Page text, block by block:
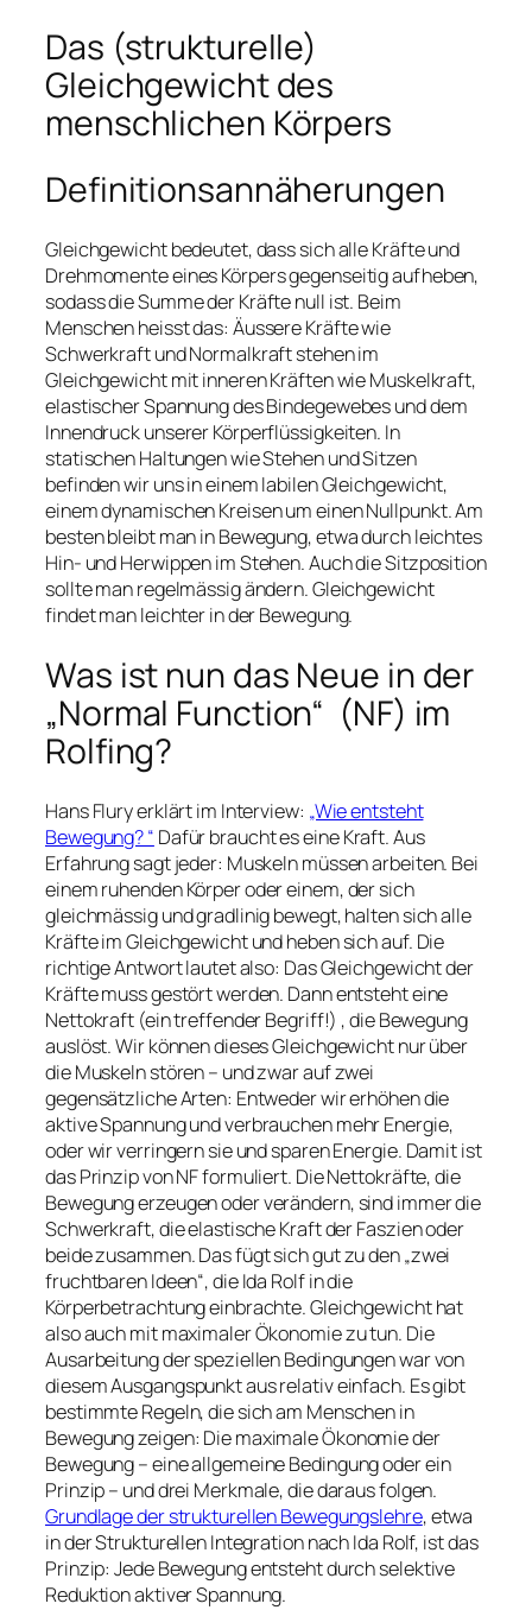
Das (strukturelle)
Gleichgewicht des
menschlichen Körpers
Definitionsannäherungen
Gleichgewicht bedeutet, dass sich alle Kräfte und
Drehmomente eines Körpers gegenseitig aufheben,
sodass die Summe der Kräfte null ist. Beim
Menschen heisst das: Äussere Kräfte wie
Schwerkraft und Normalkraft stehen im
Gleichgewicht mit inneren Kräften wie Muskelkraft,
elastischer Spannung des Bindegewebes und dem
Innendruck unserer Körperflüssigkeiten. In
statischen Haltungen wie Stehen und Sitzen
befinden wir uns in einem labilen Gleichgewicht,
einem dynamischen Kreisen um einen Nullpunkt. Am
besten bleibt man in Bewegung, etwa durch leichtes
Hin- und Herwippen im Stehen. Auch die Sitzposition
sollte man regelmässig ändern. Gleichgewicht
findet man leichter in der Bewegung.
Was ist nun das Neue in der
„Normal Function“ (NF) im
Rolfing?
Hans Flury erklärt im Interview: „Wie entsteht
Bewegung? “ Dafür braucht es eine Kraft. Aus
Erfahrung sagt jeder: Muskeln müssen arbeiten. Bei
einem ruhenden Körper oder einem, der sich
gleichmässig und gradlinig bewegt, halten sich alle
Kräfte im Gleichgewicht und heben sich auf. Die
richtige Antwort lautet also: Das Gleichgewicht der
Kräfte muss gestört werden. Dann entsteht eine
Nettokraft (ein treffender Begriff!) , die Bewegung
auslöst. Wir können dieses Gleichgewicht nur über
die Muskeln stören – und zwar auf zwei
gegensätzliche Arten: Entweder wir erhöhen die
aktive Spannung und verbrauchen mehr Energie,
oder wir verringern sie und sparen Energie. Damit ist
das Prinzip von NF formuliert. Die Nettokräfte, die
Bewegung erzeugen oder verändern, sind immer die
Schwerkraft, die elastische Kraft der Faszien oder
beide zusammen. Das fügt sich gut zu den „zwei
fruchtbaren Ideen“, die Ida Rolf in die
Körperbetrachtung einbrachte. Gleichgewicht hat
also auch mit maximaler Ökonomie zu tun. Die
Ausarbeitung der speziellen Bedingungen war von
diesem Ausgangspunkt aus relativ einfach. Es gibt
bestimmte Regeln, die sich am Menschen in
Bewegung zeigen: Die maximale Ökonomie der
Bewegung – eine allgemeine Bedingung oder ein
Prinzip – und drei Merkmale, die daraus folgen.
Grundlage der strukturellen Bewegungslehre, etwa
in der Strukturellen Integration nach Ida Rolf, ist das
Prinzip: Jede Bewegung entsteht durch selektive
Reduktion aktiver Spannung.